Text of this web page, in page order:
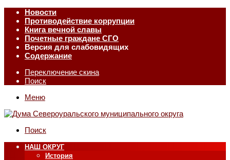
Новости
Противодействие коррупции
Книга вечной славы
Почетные граждане СГО
Версия для слабовидящих
Содержание
Переключение скина
Поиск
Меню
Поиск
НАШ ОКРУГ
История